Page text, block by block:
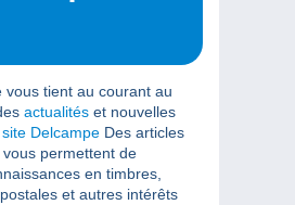
vous tient au courant au
actualités et nouvelles
site Delcampe Des articles
vous permettent de
en timbres,
et autres intérêts